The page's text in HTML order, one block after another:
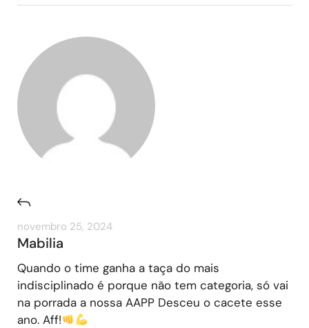
novembro 25, 2024
Mabilia
Quando o time ganha a taça do mais
indisciplinado é porque não tem categoria, só vai
na porrada a nossa AAPP Desceu o cacete esse
ano. Aff!